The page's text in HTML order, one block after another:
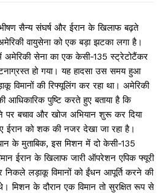
भीषण सैन्य संघर्ष और ईरान के खिलाफ बढ़ते
वायुसेना को एक बड़ा झटका लगा है।
में अमेरिकी सेना का एक केसी-135 स्ट्रेटोटैंकर
हो गया। यह हादसा उस समय हुआ
विमानों की रिफ्यूलिंग कर रहा था। अमेरिकी
पुष्टि करते हुए बताया है कि
पर बचाव और खोज अभियान शुरू कर दिया
ईरान को शक की नजर देखा जा रहा है।
के मुताबिक, इस मिशन में दो केसी-135
ईरान के खिलाफ जारी ऑपरेशन एपिक फ्यूरी
लड़ाकू विमानों को ईंधन आपूर्ति करने की
थे। मिशन के दौरान एक विमान तो सुरक्षित रूप से